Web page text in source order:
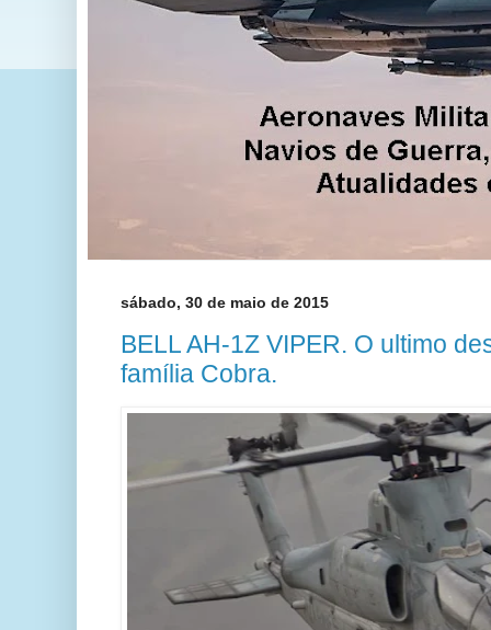
sábado, 30 de maio de 2015
BELL AH-1Z VIPER. O ultimo
família Cobra.